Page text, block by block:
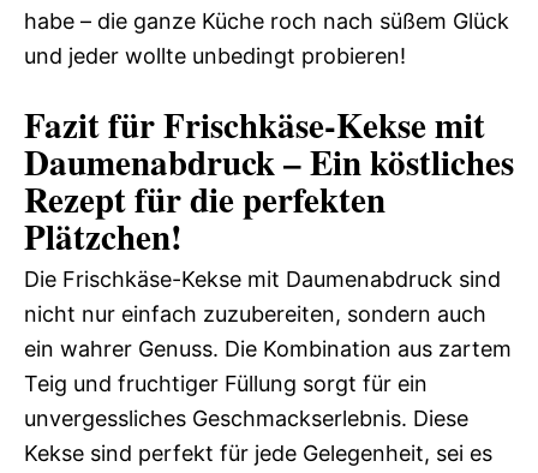
habe – die ganze Küche roch nach süßem Glück
und jeder wollte unbedingt probieren!
Fazit für Frischkäse-Kekse mit
Daumenabdruck – Ein köstliches
Rezept für die perfekten
Plätzchen!
Die Frischkäse-Kekse mit Daumenabdruck sind
nicht nur einfach zuzubereiten, sondern auch
ein wahrer Genuss. Die Kombination aus zartem
Teig und fruchtiger Füllung sorgt für ein
unvergessliches Geschmackserlebnis. Diese
Kekse sind perfekt für jede Gelegenheit, sei es